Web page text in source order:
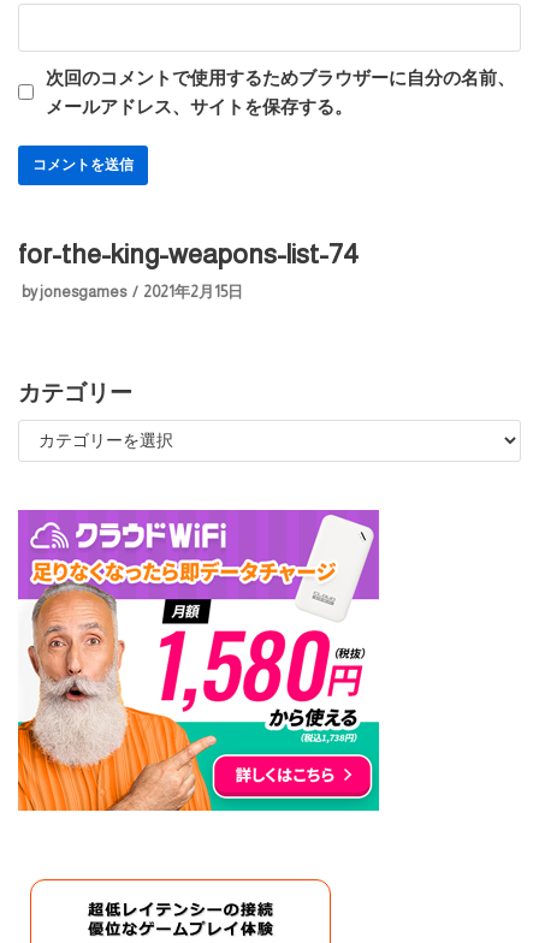
次回のコメントで使用するためブラウザーに自分の名前、
メールアドレス、サイトを保存する。
for-the-king-weapons-list-74
byjonesgames 2021年2月15日
カテゴリー